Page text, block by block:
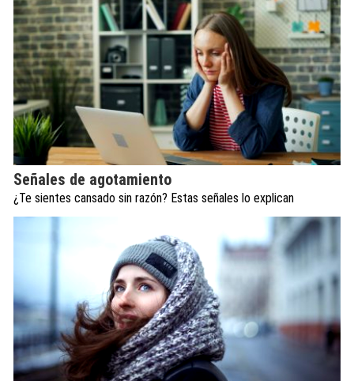
Señales de agotamiento
¿Te sientes cansado sin razón? Estas señales lo explican